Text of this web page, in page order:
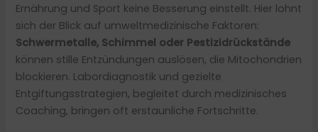
Ernährung und Sport keine Besserung einstellt. Hier lohnt
sich der Blick auf umweltmedizinische Faktoren:
Schwermetalle, Schimmel oder Pestizidrückstände
können stille Entzündungen auslösen, die Mitochondrien
blockieren. Labordiagnostik und gezielte
Entgiftungsstrategien, begleitet durch medizinisches
Coaching, bringen oft erstaunliche Fortschritte.